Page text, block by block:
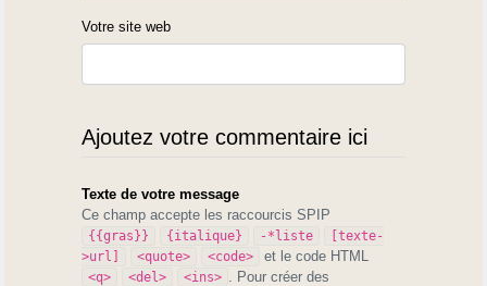
Votre site web
Ajoutez votre commentaire ici
Texte de votre message
Ce champ accepte les raccourcis SPIP
{{gras}} {italique} -*liste
[texte-
>url]
<quote> <code> et le code HTML
<q> <del> <ins>
. Pour créer des